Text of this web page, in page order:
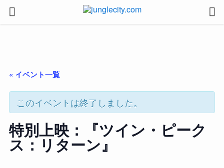
« イベント一覧
このイベントは終了しました。
特別上映：『ツイン・ピーク
ス：リターン』